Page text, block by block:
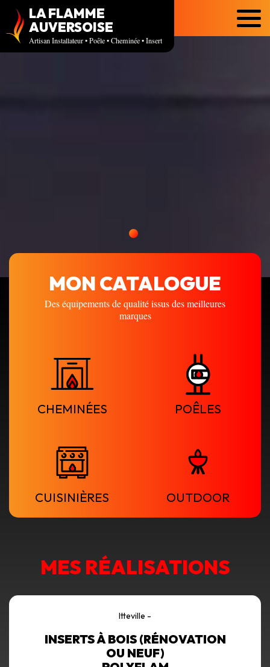
LA FLAMME
AUVERSOISE
Artisan Installateur • Poêle • Cheminée • Insert
Menu
MON CATALOGUE
Des équipements de qualité issus des meilleures
marques
CHEMINÉES POÊLES
CUISINIÈRES OUTDOOR
MES RÉALISATIONS
Itteville -
INSERTS À BOIS (RÉNOVATION
OU NEUF)